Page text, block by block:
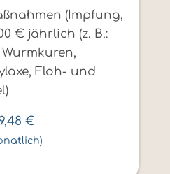
(Impfung,
€ jährlich (z. B.:
Floh- und
€